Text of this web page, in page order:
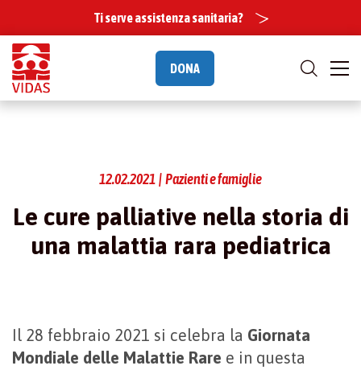
Ti serve assistenza sanitaria?
DONA
12.02.2021 | Pazienti e famiglie
Le cure palliative nella storia di
una malattia rara pediatrica
Il 28 febbraio 2021 si celebra la Giornata
Mondiale delle Malattie Rare e in questa